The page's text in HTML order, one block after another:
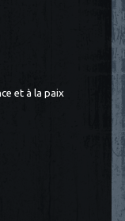
et à la paix